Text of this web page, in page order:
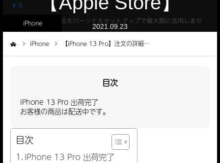
2021.09.23
iPhone
iPhone 【iPhone 13 Pro】注文の詳細…
目次
iPhone 13 Pro 出荷完了
お客様の商品は配送中です。
目次
iPhone 13 Pro 出荷完了